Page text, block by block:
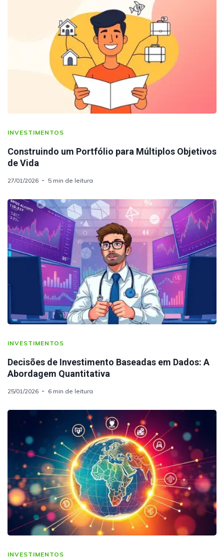
INVESTIMENTOS
Construindo um Portfólio para Múltiplos Objetivos
de Vida
27/01/2026 5 min de leitura
INVESTIMENTOS
Decisões de Investimento Baseadas em Dados: A
Abordagem Quantitativa
25/01/2026 6 min de leitura
INVESTIMENTOS